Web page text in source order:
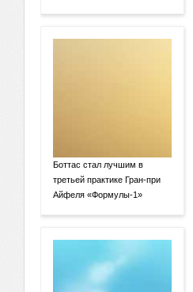
Боттас стал лучшим в
третьей практике Гран-при
Айфеля «Формулы-1»